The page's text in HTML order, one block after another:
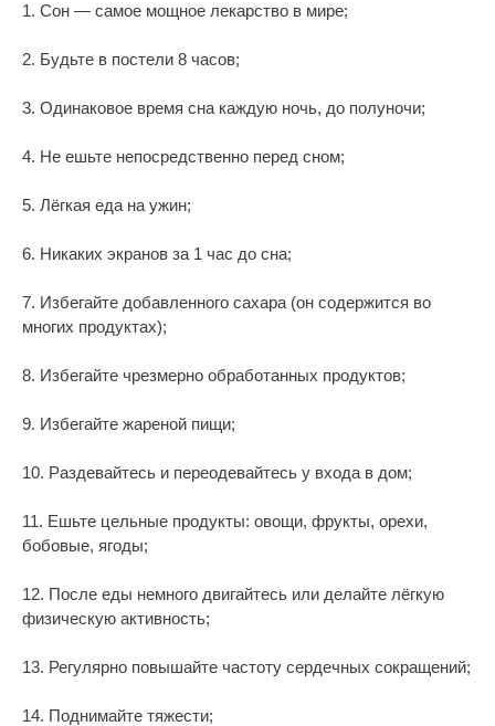
1. Сон — самое мощное лекарство в мире;
2. Будьте в постели 8 часов;
3. Одинаковое время сна каждую ночь, до полуночи;
4. Не ешьте непосредственно перед сном;
5. Лёгкая еда на ужин;
6. Никаких экранов за 1 час до сна;
7. Избегайте добавленного сахара (он содержится во
многих продуктах);
8. Избегайте чрезмерно обработанных продуктов;
9. Избегайте жареной пищи;
10. Раздевайтесь и переодевайтесь у входа в дом;
11. Ешьте цельные продукты: овощи, фрукты, орехи,
бобовые, ягоды;
12. После еды немного двигайтесь или делайте лёгкую
физическую активность;
13. Регулярно повышайте частоту сердечных сокращений;
14. Поднимайте тяжести;